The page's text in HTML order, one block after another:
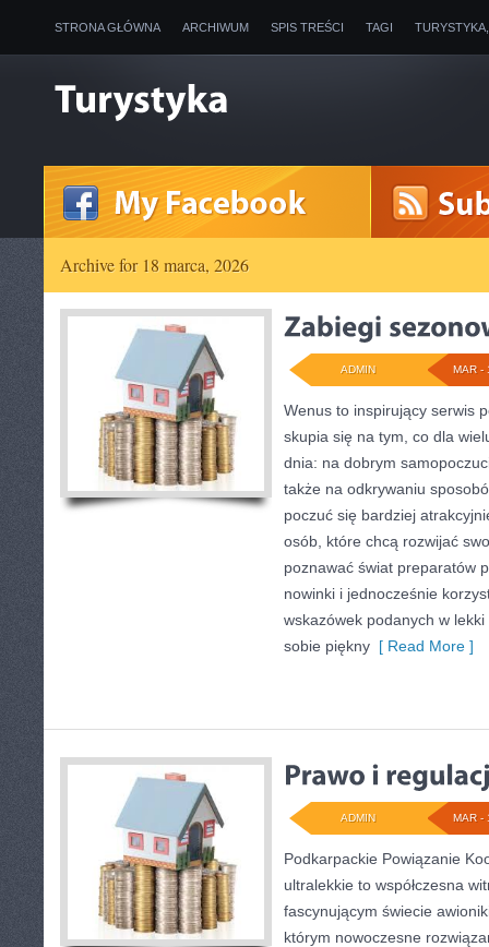
STRONA GŁÓWNA ARCHIWUM SPIS TREŚCI TAGI
Archive for 18 marca, 2026
MAR -
ADMIN
Wenus to inspirujący serwis
skupia się na tym, co dla
dnia: na dobrym
także na odkrywaniu
poczuć się bardziej
osób, które chcą rozwijać
poznawać świat preparatów
nowinki i jednocześnie
wskazówek podanych w lekki
sobie piękny [ Read More ]
MAR -
ADMIN
Podkarpackie Powiązanie
ultralekkie to współczesna
fascynującym świecie
którym nowoczesne